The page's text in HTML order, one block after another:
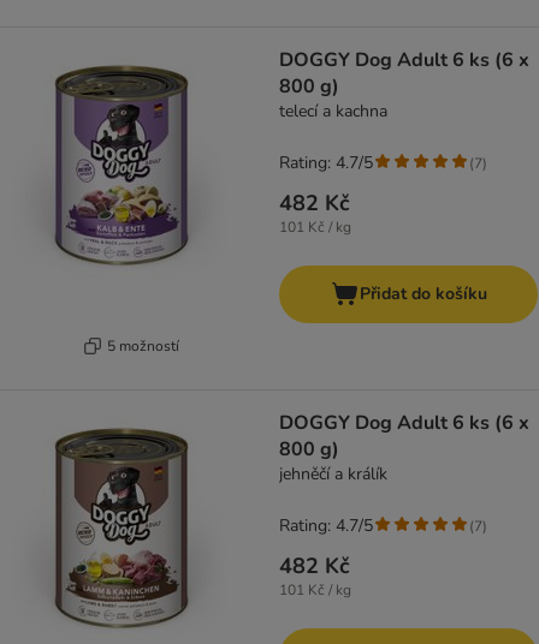
5 možností
DOGGY Dog Adult 6 ks (6 x
800 g)
telecí a kachna
482 Kč
101 Kč / kg
Rating: 4.7/5 (7)
Přidat do košíku
DOGGY Dog Adult 6 ks (6 x
800 g)
jehněčí a králík
482 Kč
101 Kč / kg
Rating: 4.7/5 (7)